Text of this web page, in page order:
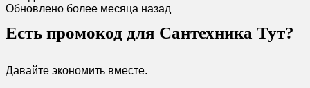
Обновлено более месяца назад
Есть промокод для Сантехника Тут?
Давайте экономить вместе.